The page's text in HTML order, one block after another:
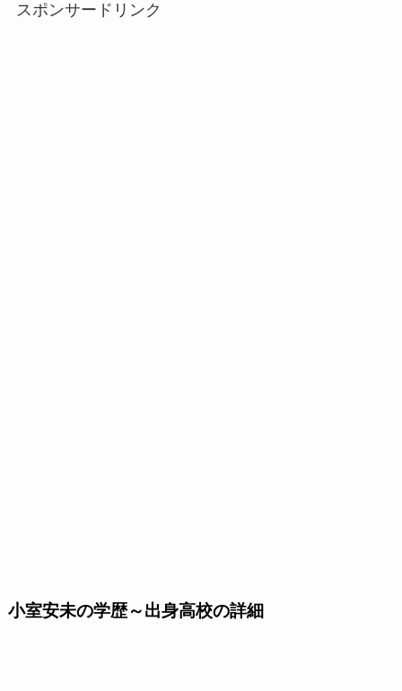
スポンサードリンク
小室安未の学歴～出身高校の詳細